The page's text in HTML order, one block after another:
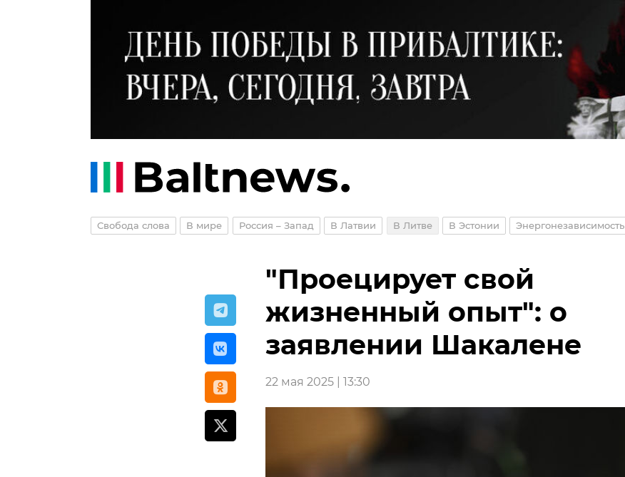
Свобода слова В мире Россия – Запад В Латвии В Литве В Эстонии Энергонезависимость
"Проецирует свой
жизненный опыт": о
заявлении Шакалене
22 мая 2025 | 13:30